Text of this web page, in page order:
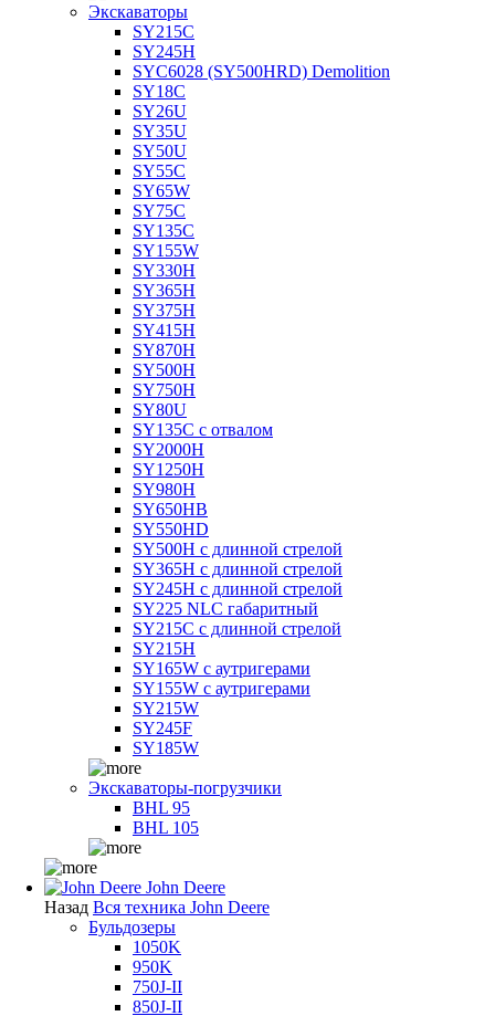
Экскаваторы
SY215C
SY245H
SYC6028 (SY500HRD) Demolition
SY18C
SY26U
SY35U
SY50U
SY55C
SY65W
SY75C
SY135C
SY155W
SY330H
SY365H
SY375H
SY415H
SY870H
SY500H
SY750H
SY80U
SY135C с отвалом
SY2000H
SY1250H
SY980H
SY650HB
SY550HD
SY500H с длинной стрелой
SY365H с длинной стрелой
SY245H с длинной стрелой
SY225 NLC габаритный
SY215C с длинной стрелой
SY215H
SY165W с аутригерами
SY155W с аутригерами
SY215W
SY245F
SY185W
Экскаваторы-погрузчики
BHL 95
BHL 105
John Deere
Назад Вся техника John Deere
Бульдозеры
1050K
950K
750J-II
850J-II